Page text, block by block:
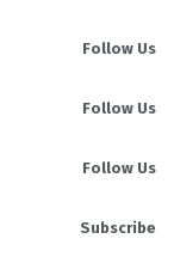
Follow Us
Follow Us
Follow Us
Subscribe